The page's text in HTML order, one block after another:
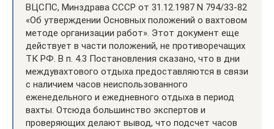
ВЦСПС, Минздрава СССР от 31.12.1987 N 794/33-82
«Об утверждении Основных положений о вахтовом
методе организации работ». Этот документ еще
действует в части положений, не противоречащих
ТК РФ. В п. 4.3 Постановления сказано, что в дни
междувахтового отдыха предоставляются в связи
с наличием часов неиспользованного
еженедельного и ежедневного отдыха в период
вахты. Отсюда большинство экспертов и
проверяющих делают вывод, что подсчет часов